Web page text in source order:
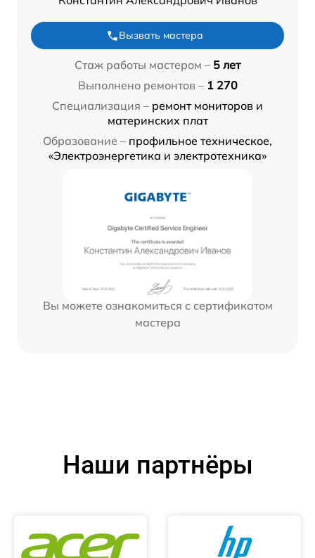
Вызвать мастера
Стаж работы мастером – 5 лет
Выполнено ремонтов – 1 270
Специализация – ремонт мониторов и
материнских плат
Образование – профильное техническое,
«Электроэнергетика и электротехника»
Вы можете ознакомиться с сертификатом
мастера
Наши партнёры